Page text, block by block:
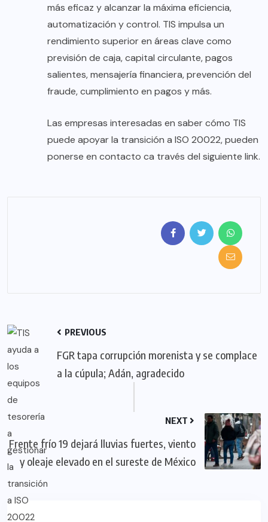
más eficaz y alcanzar la máxima eficiencia,
automatización y control. TIS impulsa un
rendimiento superior en áreas clave como
previsión de caja, capital circulante, pagos
salientes, mensajería financiera, prevención del
fraude, cumplimiento en pagos y más.
Las empresas interesadas en saber cómo TIS
puede apoyar la transición a ISO 20022, pueden
ponerse en contacto ca través del siguiente link.
PREVIOUS
FGR tapa corrupción morenista y se complace
a la cúpula; Adán, agradecido
NEXT
Frente frío 19 dejará lluvias fuertes, viento
y oleaje elevado en el sureste de México